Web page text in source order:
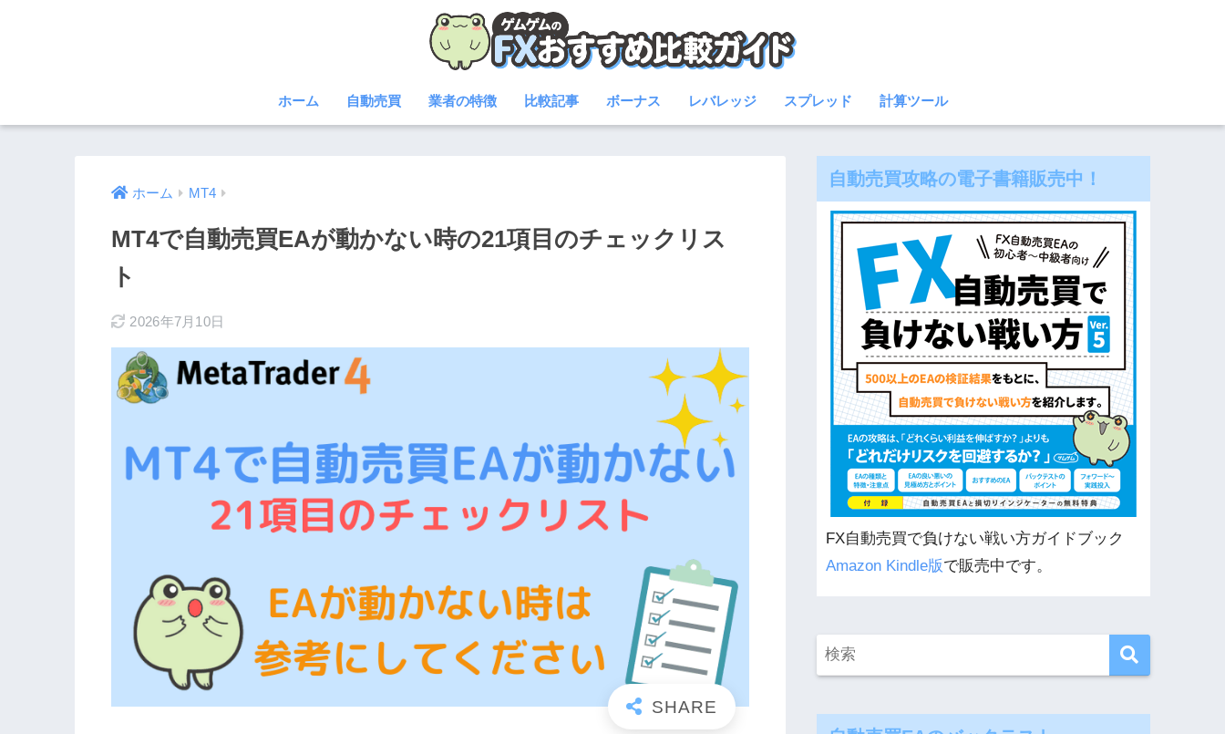
ホーム 自動売買 業者の特徴 比較記事 ボーナス レバレッジ スプレッド 計算ツール
ホーム MT4
MT4で自動売買EAが動かない時の21項目のチェックリス
ト
2026年7月10日
自動売買攻略の電子書籍販売中！
FX自動売買で負けない戦い方ガイドブック
Amazon Kindle版で販売中です。